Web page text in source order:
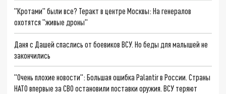
"Кротами" были все? Теракт в центре Москвы: На генералов
охотятся "живые дроны"
Даня с Дашей спаслись от боевиков ВСУ. Но беды для малышей не
закончились
"Очень плохие новости": Большая ошибка Palantir в России. Страны
НАТО впервые за СВО остановили поставки оружия. ВСУ теряют